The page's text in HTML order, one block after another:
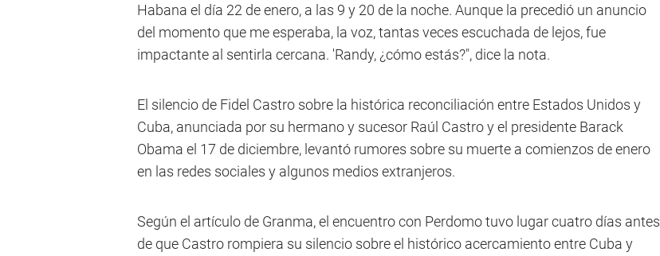
Habana el día 22 de enero, a las 9 y 20 de la noche. Aunque la precedió un anuncio
del momento que me esperaba, la voz, tantas veces escuchada de lejos, fue
impactante al sentirla cercana. 'Randy, ¿cómo estás?", dice la nota.
El silencio de Fidel Castro sobre la histórica reconciliación entre Estados Unidos y
Cuba, anunciada por su hermano y sucesor Raúl Castro y el presidente Barack
Obama el 17 de diciembre, levantó rumores sobre su muerte a comienzos de enero
en las redes sociales y algunos medios extranjeros.
Según el artículo de Granma, el encuentro con Perdomo tuvo lugar cuatro días antes
de que Castro rompiera su silencio sobre el histórico acercamiento entre Cuba y